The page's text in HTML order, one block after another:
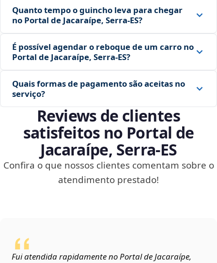
Quanto tempo o guincho leva para chegar
no Portal de Jacaraípe, Serra‑ES?
É possível agendar o reboque de um carro no
Portal de Jacaraípe, Serra‑ES?
Quais formas de pagamento são aceitas no
serviço?
Reviews de clientes
satisfeitos no Portal de
Jacaraípe, Serra‑ES
Confira o que nossos clientes comentam sobre o
atendimento prestado!
Fui atendida rapidamente no Portal de Jacaraípe,